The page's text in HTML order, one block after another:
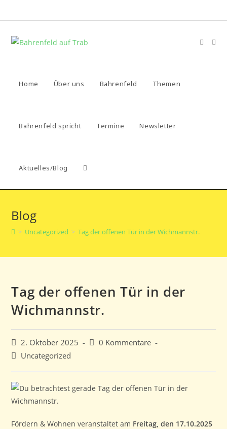
Inhalt
Home Über uns Bahrenfeld Themen
Bahrenfeld spricht Termine Newsletter
Aktuelles/Blog Website-
Blog
> Uncategorized > Tag der offenen Tür in der Wichmannstr.
Tag der offenen Tür in der
Wichmannstr.
Beitrag
veröffentlicht:
2. Oktober 2025
Beitrags-
0 Kommentare
Beitrags-
Uncategorized
Fördern & Wohnen veranstaltet am Freitag, den 17.10.2025